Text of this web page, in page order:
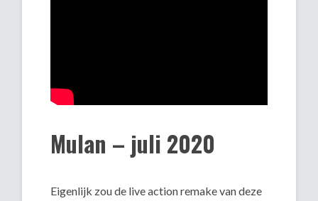
Mulan – juli 2020
Eigenlijk zou de live action remake van deze